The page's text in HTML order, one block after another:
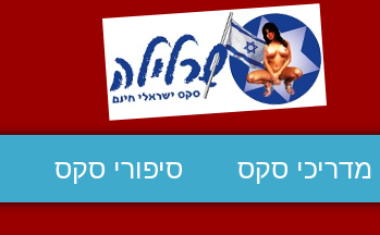
מדריכי סקס סיפורי סקס